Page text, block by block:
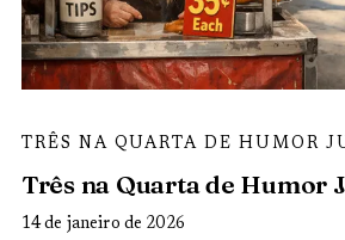
TRÊS NA QUARTA DE HUMOR
Três na Quarta de Humor
14 de janeiro de 2026